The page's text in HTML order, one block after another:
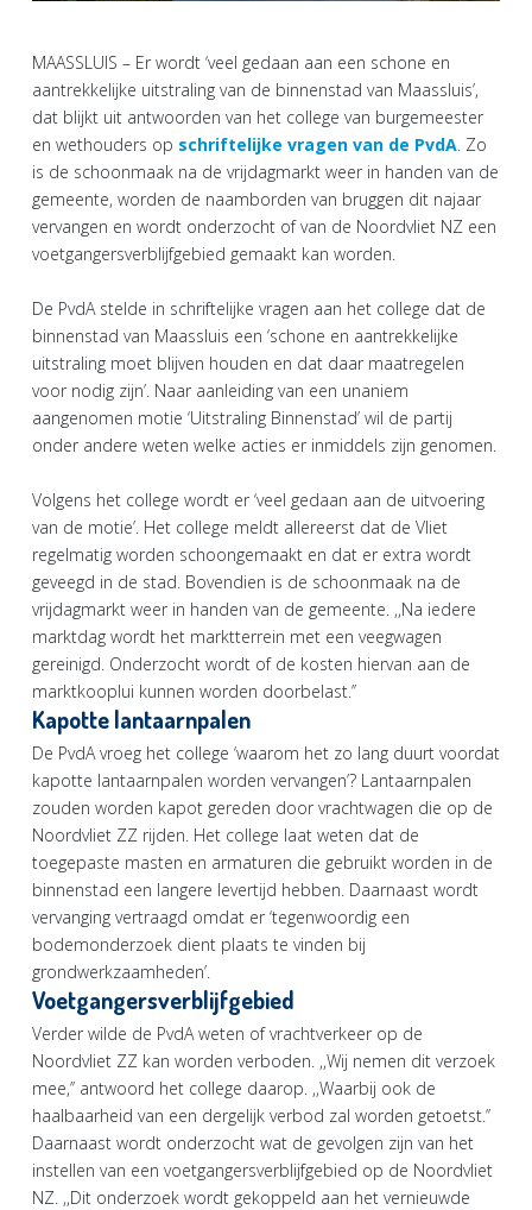
MAASSLUIS – Er wordt ‘veel gedaan aan een schone en
aantrekkelijke uitstraling van de binnenstad van Maassluis’,
dat blijkt uit antwoorden van het college van burgemeester
en wethouders op schriftelijke vragen van de PvdA . Zo
is de schoonmaak na de vrijdagmarkt weer in handen van de
gemeente, worden de naamborden van bruggen dit najaar
vervangen en wordt onderzocht of van de Noordvliet NZ een
voetgangersverblijfgebied gemaakt kan worden.
De PvdA stelde in schriftelijke vragen aan het college dat de
binnenstad van Maassluis een ‘schone en aantrekkelijke
uitstraling moet blijven houden en dat daar maatregelen
voor nodig zijn’. Naar aanleiding van een unaniem
aangenomen motie ‘Uitstraling Binnenstad’ wil de partij
onder andere weten welke acties er inmiddels zijn genomen.
Volgens het college wordt er ‘veel gedaan aan de uitvoering
van de motie’. Het college meldt allereerst dat de Vliet
regelmatig worden schoongemaakt en dat er extra wordt
geveegd in de stad. Bovendien is de schoonmaak na de
vrijdagmarkt weer in handen van de gemeente. ,,Na iedere
marktdag wordt het marktterrein met een veegwagen
gereinigd. Onderzocht wordt of de kosten hiervan aan de
marktkooplui kunnen worden doorbelast.’’
Kapotte lantaarnpalen
De PvdA vroeg het college ‘waarom het zo lang duurt voordat
kapotte lantaarnpalen worden vervangen’? Lantaarnpalen
zouden worden kapot gereden door vrachtwagen die op de
Noordvliet ZZ rijden. Het college laat weten dat de
toegepaste masten en armaturen die gebruikt worden in de
binnenstad een langere levertijd hebben. Daarnaast wordt
vervanging vertraagd omdat er ‘tegenwoordig een
bodemonderzoek dient plaats te vinden bij
grondwerkzaamheden’.
Voetgangersverblijfgebied
Verder wilde de PvdA weten of vrachtverkeer op de
Noordvliet ZZ kan worden verboden. ,,Wij nemen dit verzoek
mee,’’ antwoord het college daarop. ,,Waarbij ook de
haalbaarheid van een dergelijk verbod zal worden getoetst.’’
Daarnaast wordt onderzocht wat de gevolgen zijn van het
instellen van een voetgangersverblijfgebied op de Noordvliet
NZ. ,,Dit onderzoek wordt gekoppeld aan het vernieuwde